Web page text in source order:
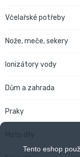
Tento eshop
Včelařské potřeby
Nože, meče, sekery
Ionizátory vody
Dům a zahrada
Praky